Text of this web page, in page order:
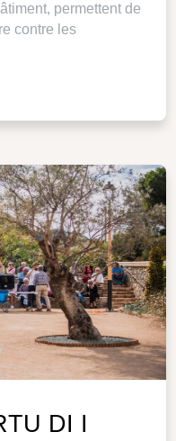
permettent de
contre les
DI I